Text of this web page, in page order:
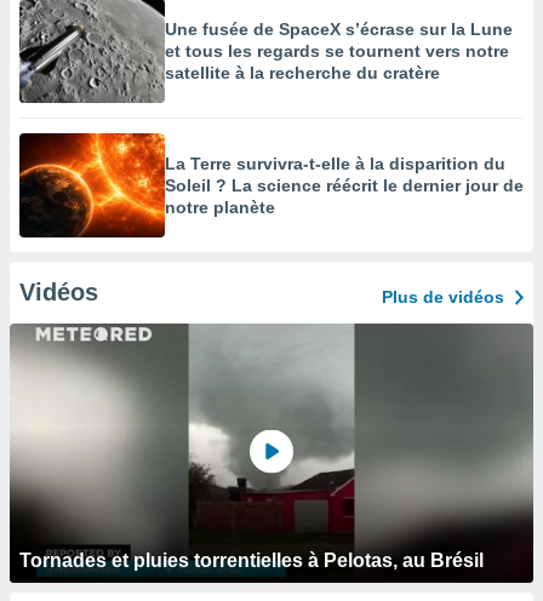
Une fusée de SpaceX s’écrase sur la Lune
et tous les regards se tournent vers notre
satellite à la recherche du cratère
La Terre survivra-t-elle à la disparition du
Soleil ? La science réécrit le dernier jour de
notre planète
Vidéos Plus de vidéos
Tornades et pluies torrentielles à Pelotas, au Brésil